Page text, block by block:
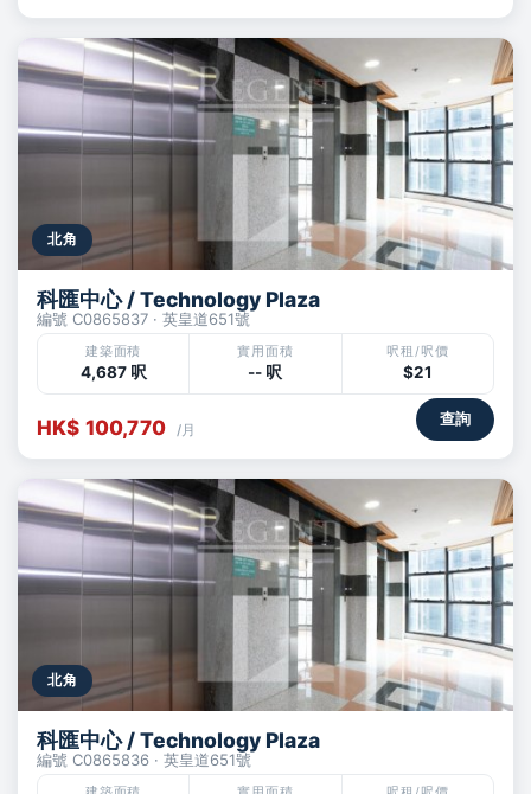
北角
科匯中心 / Technology Plaza
編號 C0865837 · 英皇道651號
建築面積
4,687 呎
實用面積
-- 呎
呎租/呎價
$21
HK$ 100,770 /月
查詢
北角
科匯中心 / Technology Plaza
編號 C0865836 · 英皇道651號